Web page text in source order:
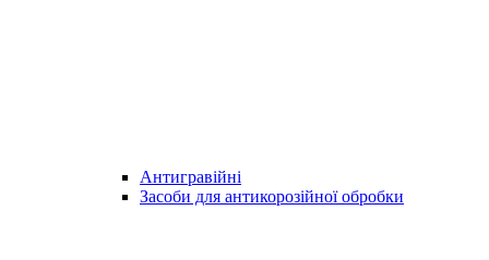
Антигравійні
Засоби для антикорозійної обробки